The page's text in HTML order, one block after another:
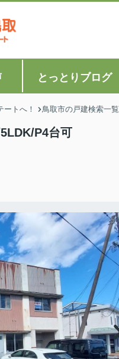
とっとりブログ
トへ！ 鳥取市の戸建検索一覧
P4台可